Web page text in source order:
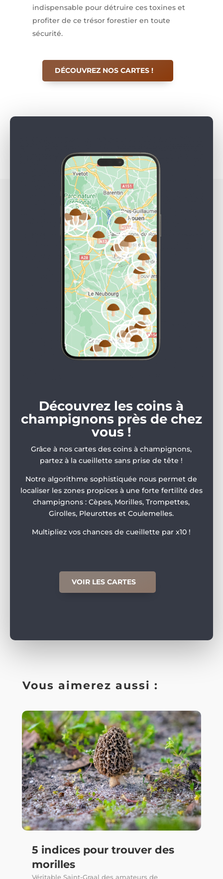
indispensable pour détruire ces toxines et
profiter de ce trésor forestier en toute
sécurité.
DÉCOUVREZ NOS CARTES !
Découvrez les coins à
champignons près de chez
vous !
Grâce à nos cartes des coins à champignons,
partez à la cueillette sans prise de tête !
Notre algorithme sophistiquée nous permet de
localiser les zones propices à une forte fertilité des
champignons : Cèpes, Morilles, Trompettes,
Girolles, Pleurottes et Coulemelles.
Multipliez vos chances de cueillette par x10 !
VOIR LES CARTES
Vous aimerez aussi :
5 indices pour trouver des
morilles
Véritable Saint-Graal des amateurs de